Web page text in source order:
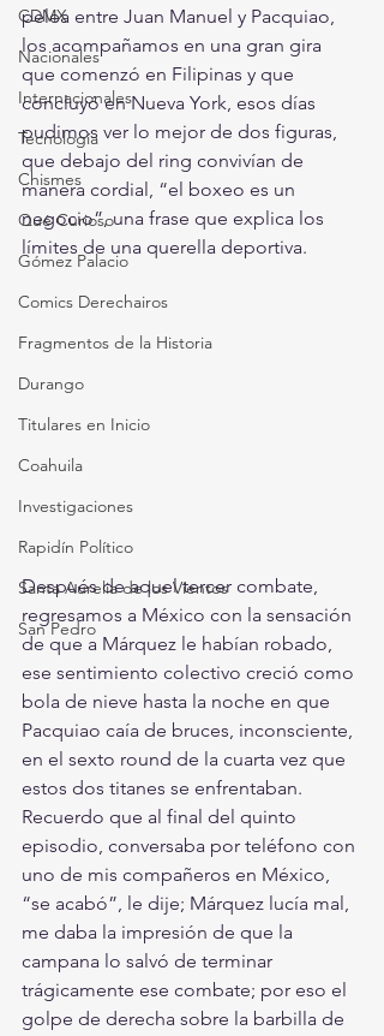
CDMX
Nacionales
Internacionales
Tecnología
Chismes
Qué Curioso
Gómez Palacio
Comics Derechairos
Fragmentos de la Historia
Durango
Titulares en Inicio
Coahuila
Investigaciones
Rapidín Político
Santa Aurelia de los Vientos
San Pedro
pelea entre Juan Manuel y Pacquiao,
los acompañamos en una gran gira
que comenzó en Filipinas y que
concluyó en Nueva York, esos días
pudimos ver lo mejor de dos figuras,
que debajo del ring convivían de
manera cordial, “el boxeo es un
negocio”, una frase que explica los
límites de una querella deportiva.
Después de aquel tercer combate,
regresamos a México con la sensación
de que a Márquez le habían robado,
ese sentimiento colectivo creció como
bola de nieve hasta la noche en que
Pacquiao caía de bruces, inconsciente,
en el sexto round de la cuarta vez que
estos dos titanes se enfrentaban.
Recuerdo que al final del quinto
episodio, conversaba por teléfono con
uno de mis compañeros en México,
“se acabó”, le dije; Márquez lucía mal,
me daba la impresión de que la
campana lo salvó de terminar
trágicamente ese combate; por eso el
golpe de derecha sobre la barbilla de